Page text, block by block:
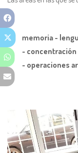
memoria -
-
- operaciones